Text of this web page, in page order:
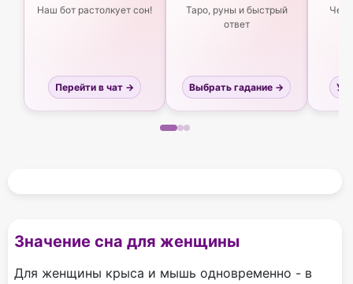
Наш бот растолкует сон!
Перейти в чат →
Таро, руны и быстрый
ответ
Выбрать гадание →
Значение сна для женщины
Для женщины крыса и мышь одновременно - в